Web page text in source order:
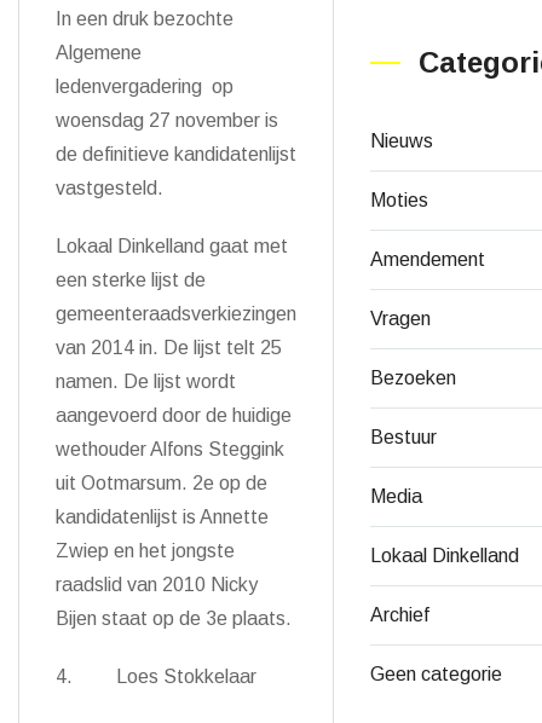
In een druk bezochte
Algemene
ledenvergadering op
woensdag 27 november is
de definitieve kandidatenlijst
vastgesteld.
Lokaal Dinkelland gaat met
een sterke lijst de
gemeenteraadsverkiezingen
van 2014 in. De lijst telt 25
namen. De lijst wordt
aangevoerd door de huidige
wethouder Alfons Steggink
uit Ootmarsum. 2e op de
kandidatenlijst is Annette
Zwiep en het jongste
raadslid van 2010 Nicky
Bijen staat op de 3e plaats.
4. Loes Stokkelaar
Nieuws
Moties
Amendement
Vragen
Bezoeken
Bestuur
Media
Lokaal Dinkelland
Archief
Geen categorie